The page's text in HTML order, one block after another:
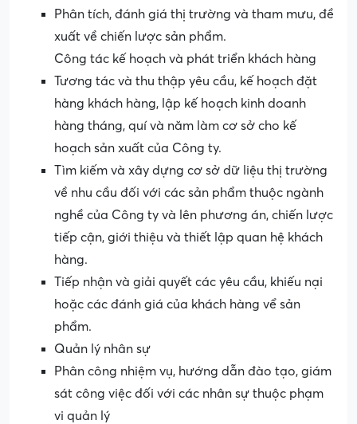
Phân tích, đánh giá thị trường và tham mưu, đề
xuất về chiến lược sản phẩm.
Công tác kế hoạch và phát triển khách hàng
Tương tác và thu thập yêu cầu, kế hoạch đặt
hàng khách hàng, lập kế hoạch kinh doanh
hàng tháng, quí và năm làm cơ sở cho kế
hoạch sản xuất của Công ty.
Tìm kiếm và xây dựng cơ sở dữ liệu thị trường
về nhu cầu đối với các sản phẩm thuộc ngành
nghề của Công ty và lên phương án, chiến lược
tiếp cận, giới thiệu và thiết lập quan hệ khách
hàng.
Tiếp nhận và giải quyết các yêu cầu, khiếu nại
hoặc các đánh giá của khách hàng vể sản
phẩm.
Quản lý nhân sự
Phân công nhiệm vụ, hướng dẫn đào tạo, giám
sát công việc đối với các nhân sự thuộc phạm
vi quản lý